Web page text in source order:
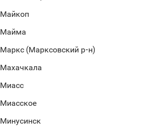
Майкоп
Майма
Маркс (Марксовский р-н)
Махачкала
Миасс
Миасское
Минусинск